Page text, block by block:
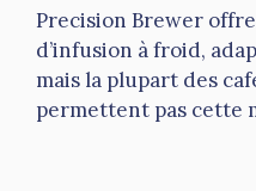
Precision Brewer
d’infusion à froid,
mais la plupart des
permettent pas cette